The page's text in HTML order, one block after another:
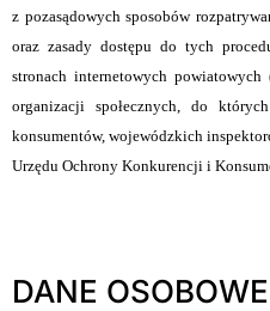
z pozasądowych sposobów
oraz zasady dostępu do tych
stronach internetowych
organizacji społecznych, do
konsumentów, wojewódzkich
Urzędu Ochrony Konkurencji i
DANE OSOBOWE